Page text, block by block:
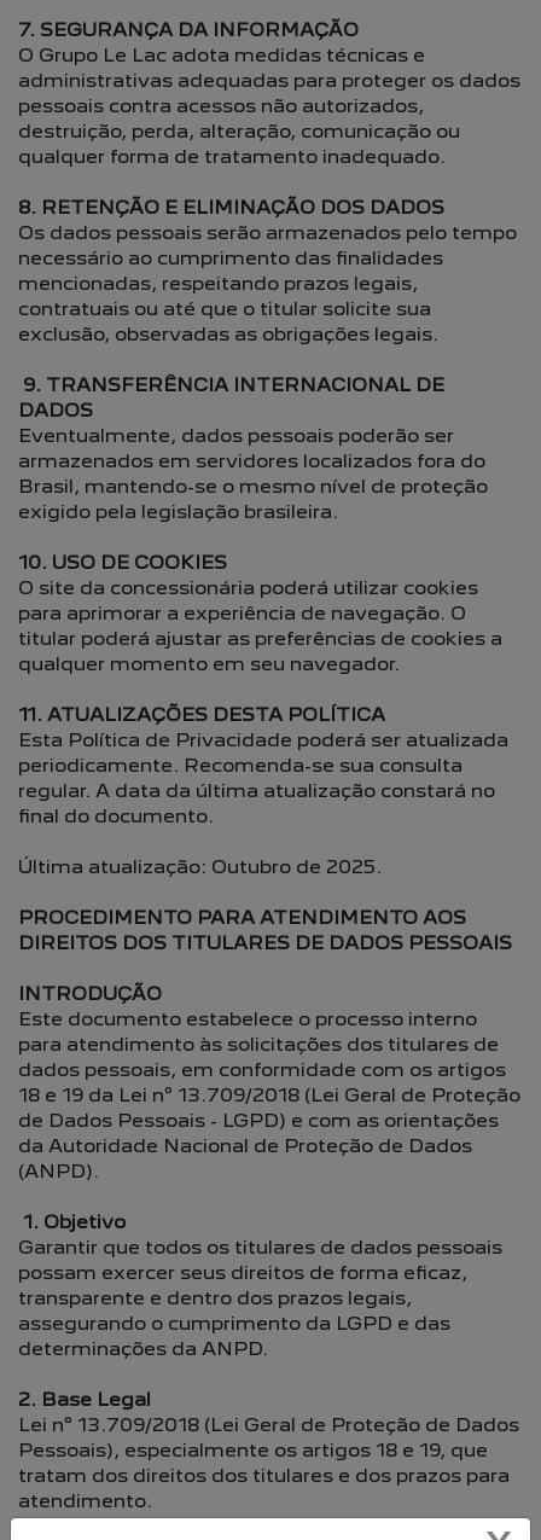
7. SEGURANÇA DA INFORMAÇÃO
O Grupo Le Lac adota medidas técnicas e
administrativas adequadas para proteger os dados
pessoais contra acessos não autorizados,
destruição, perda, alteração, comunicação ou
qualquer forma de tratamento inadequado.
8. RETENÇÃO E ELIMINAÇÃO DOS DADOS
Os dados pessoais serão armazenados pelo tempo
necessário ao cumprimento das finalidades
mencionadas, respeitando prazos legais,
contratuais ou até que o titular solicite sua
exclusão, observadas as obrigações legais.
9. TRANSFERÊNCIA INTERNACIONAL DE
DADOS
Eventualmente, dados pessoais poderão ser
armazenados em servidores localizados fora do
Brasil, mantendo-se o mesmo nível de proteção
exigido pela legislação brasileira.
10. USO DE COOKIES
O site da concessionária poderá utilizar cookies
para aprimorar a experiência de navegação. O
titular poderá ajustar as preferências de cookies a
qualquer momento em seu navegador.
11. ATUALIZAÇÕES DESTA POLÍTICA
Esta Política de Privacidade poderá ser atualizada
periodicamente. Recomenda-se sua consulta
regular. A data da última atualização constará no
final do documento.
Última atualização: Outubro de 2025.
PROCEDIMENTO PARA ATENDIMENTO AOS
DIREITOS DOS TITULARES DE DADOS PESSOAIS
INTRODUÇÃO
Este documento estabelece o processo interno
para atendimento às solicitações dos titulares de
dados pessoais, em conformidade com os artigos
18 e 19 da Lei nº 13.709/2018 (Lei Geral de Proteção
de Dados Pessoais - LGPD) e com as orientações
da Autoridade Nacional de Proteção de Dados
(ANPD).
1. Objetivo
Garantir que todos os titulares de dados pessoais
possam exercer seus direitos de forma eficaz,
transparente e dentro dos prazos legais,
assegurando o cumprimento da LGPD e das
determinações da ANPD.
2. Base Legal
Lei nº 13.709/2018 (Lei Geral de Proteção de Dados
Pessoais), especialmente os artigos 18 e 19, que
tratam dos direitos dos titulares e dos prazos para
atendimento.